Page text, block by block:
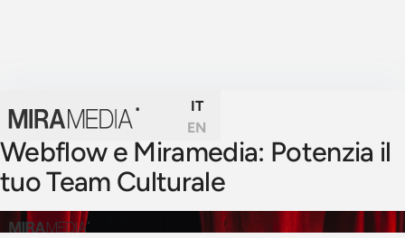
IT
EN
Webflow e Miramedia: Potenzia il
tuo Team Culturale